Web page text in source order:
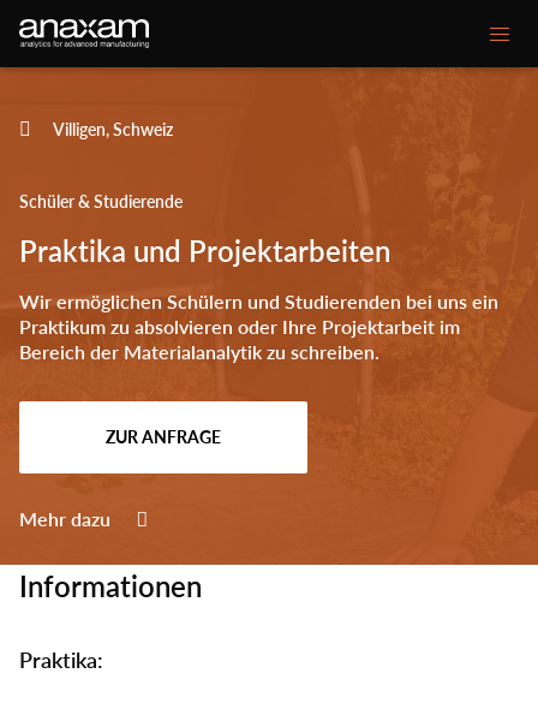
Secondary
menu
Kontakt
your
language
MainUnsere Kompetenzen
Kundenprojekte
Mediencenter
Über ANAXAM
Villigen, Schweiz
Schüler & Studierende
Praktika und Projektarbeiten
Wir ermöglichen Schülern und Studierenden bei uns ein
Praktikum zu absolvieren oder Ihre Projektarbeit im
Bereich der Materialanalytik zu schreiben.
ZUR ANFRAGE
Mehr dazu
Informationen
Praktika: